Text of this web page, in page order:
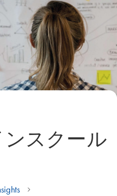
ンスクール